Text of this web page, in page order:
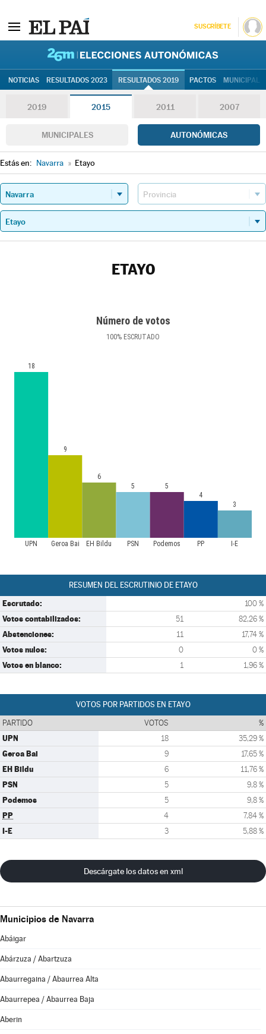
SUSCRÍBETE
NOTICIAS RESULTADOS 2023 RESULTADOS 2019 PACTOS
2019 2015 2011 2007
MUNICIPALES AUTONÓMICAS
Estás en: Navarra » Etayo
ETAYO
Número de votos
100% ESCRUTADO
UPN Geroa Bai EH Bildu PSN Podemos PP I-E
18
9
6
5
5
4
3
RESUMEN DEL ESCRUTINIO DE ETAYO
Escrutado: 100 %
Votos contabilizados: 51 82,26 %
Abstenciones: 11 17,74 %
Votos nulos: 0 0 %
Votos en blanco: 1 1,96 %
VOTOS POR PARTIDOS EN ETAYO
PARTIDO VOTOS %
UPN 18 35,29 %
Geroa Bai 9 17,65 %
EH Bildu 6 11,76 %
PSN 5 9,8 %
Podemos 5 9,8 %
PP 4 7,84 %
I-E 3 5,88 %
Descárgate los datos en xml
Municipios de Navarra
Abáigar
Abárzuza / Abartzuza
Abaurregaina / Abaurrea Alta
Abaurrepea / Abaurrea Baja
Aberin